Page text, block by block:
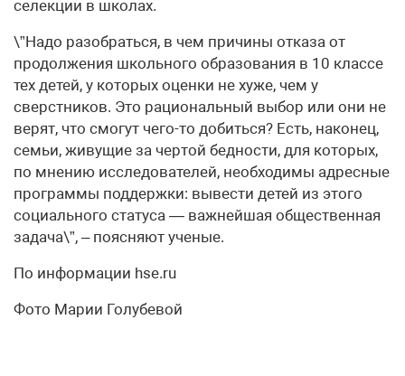
селекции в школах.
\”Надо разобраться, в чем причины отказа от
продолжения школьного образования в 10 классе
тех детей, у которых оценки не хуже, чем у
сверстников. Это рациональный выбор или они не
верят, что смогут чего-то добиться? Есть, наконец,
семьи, живущие за чертой бедности, для которых,
по мнению исследователей, необходимы адресные
программы поддержки: вывести детей из этого
социального статуса — важнейшая общественная
задача\”, – поясняют ученые.
По информации hse.ru
Фото Марии Голубевой